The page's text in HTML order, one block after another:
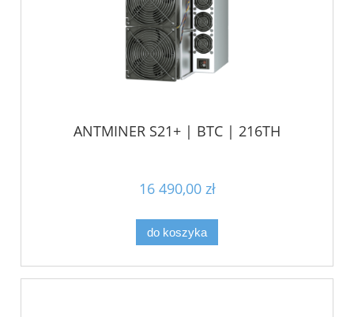
ANTMINER S21+ | BTC | 216TH
16 490,00 zł
do koszyka